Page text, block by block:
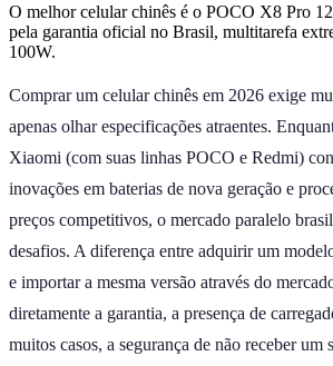
O melhor celular chinês é o POCO X8 Pro
pela garantia oficial no Brasil, multitarefa
100W.
Comprar um celular chinês em 2026 exige
apenas olhar especificações atraentes.
Xiaomi (com suas linhas POCO e Redmi)
inovações em baterias de nova geração e
preços competitivos, o mercado paralelo
desafios. A diferença entre adquirir um
e importar a mesma versão através do
diretamente a garantia, a presença de
muitos casos, a segurança de não receber um